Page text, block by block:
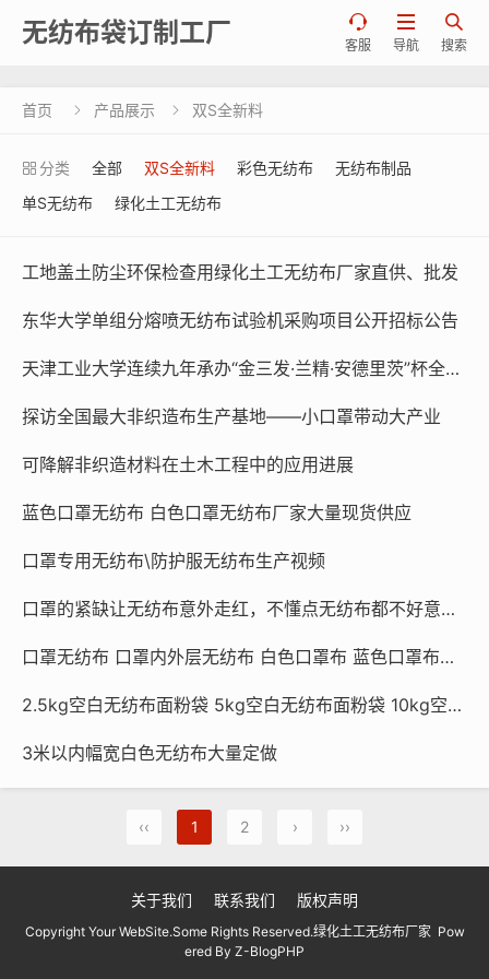
无纺布袋订制工厂 
搜索

导航

客服
首页  产品展示  双S全新料
分类 全部 双S全新料 彩色无纺布
无纺布制品
单S无纺布
绿化土工无纺布
工地盖土防尘环保检查用绿化土工无纺布厂家直供、批发
东华大学单组分熔喷无纺布试验机采购项目公开招标公告
天津工业大学连续九年承办“金三发·兰精·安德里茨”杯全国大学生非织造材料开发与应用大赛
探访全国最大非织造布生产基地——小口罩带动大产业
可降解非织造材料在土木工程中的应用进展
蓝色口罩无纺布 白色口罩无纺布厂家大量现货供应
口罩专用无纺布\防护服无纺布生产视频
口罩的紧缺让无纺布意外走红，不懂点无纺布都不好意思说戴了口罩
口罩无纺布 口罩内外层无纺布 白色口罩布 蓝色口罩布现货 订做
2.5kg空白无纺布面粉袋 5kg空白无纺布面粉袋 10kg空白无纺布面粉袋可定制生产发货
3米以内幅宽白色无纺布大量定做
‹‹ 1 2 › ››
关于我们 联系我们 版权声明
Copyright Your WebSite.Some Rights Reserved.绿化土工无纺布厂家 Pow
ered By Z-BlogPHP